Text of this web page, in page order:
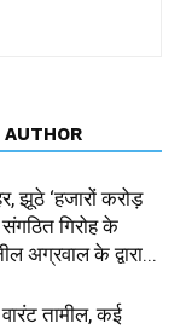
AUTHOR
झूठे ‘हजारों करोड़
गिरोह के
अग्रवाल के द्वारा...
तामील, कई